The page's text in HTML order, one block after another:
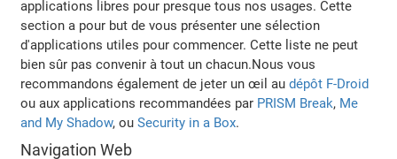
applications libres pour presque tous nos usages. Cette
section a pour but de vous présenter une sélection
d'applications utiles pour commencer. Cette liste ne peut
bien sûr pas convenir à tout un chacun.Nous vous
recommandons également de jeter un œil audépôt F-Droid
ou aux applications recommandées par PRISM Break, Me
and My Shadow, ouSecurity in a Box.
Navigation Web